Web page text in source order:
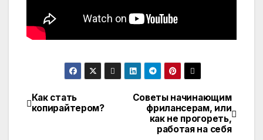
Навигация
Советы начинающим
фрилансерам, или
как не прогореть,
работая на себя
Как стать
копирайтером?